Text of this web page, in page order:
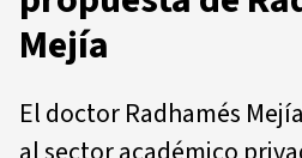
Mejía
El doctor Radhamés